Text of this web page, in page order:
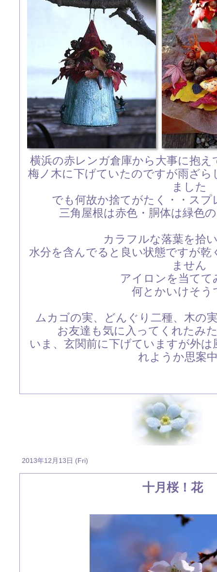
横浜の赤レンガ倉庫から大事に抱
梅ノ木に下げていたのですが雨ざ
ました
でも何故か捨てがたく・・ス
三角屋根は赤色・胴体は緑色
カラフルな落葉を拾
水分を含んでると良い状態ですが
ません
アイロンを当てて
何とかいけそう
ムカゴの実、どんぐり二種、木の
お友達も気に入ってくれたみ
いま、玄関前に下げていますが外
れようか思案
2013年12月13日 (Fri)
十月桜！花